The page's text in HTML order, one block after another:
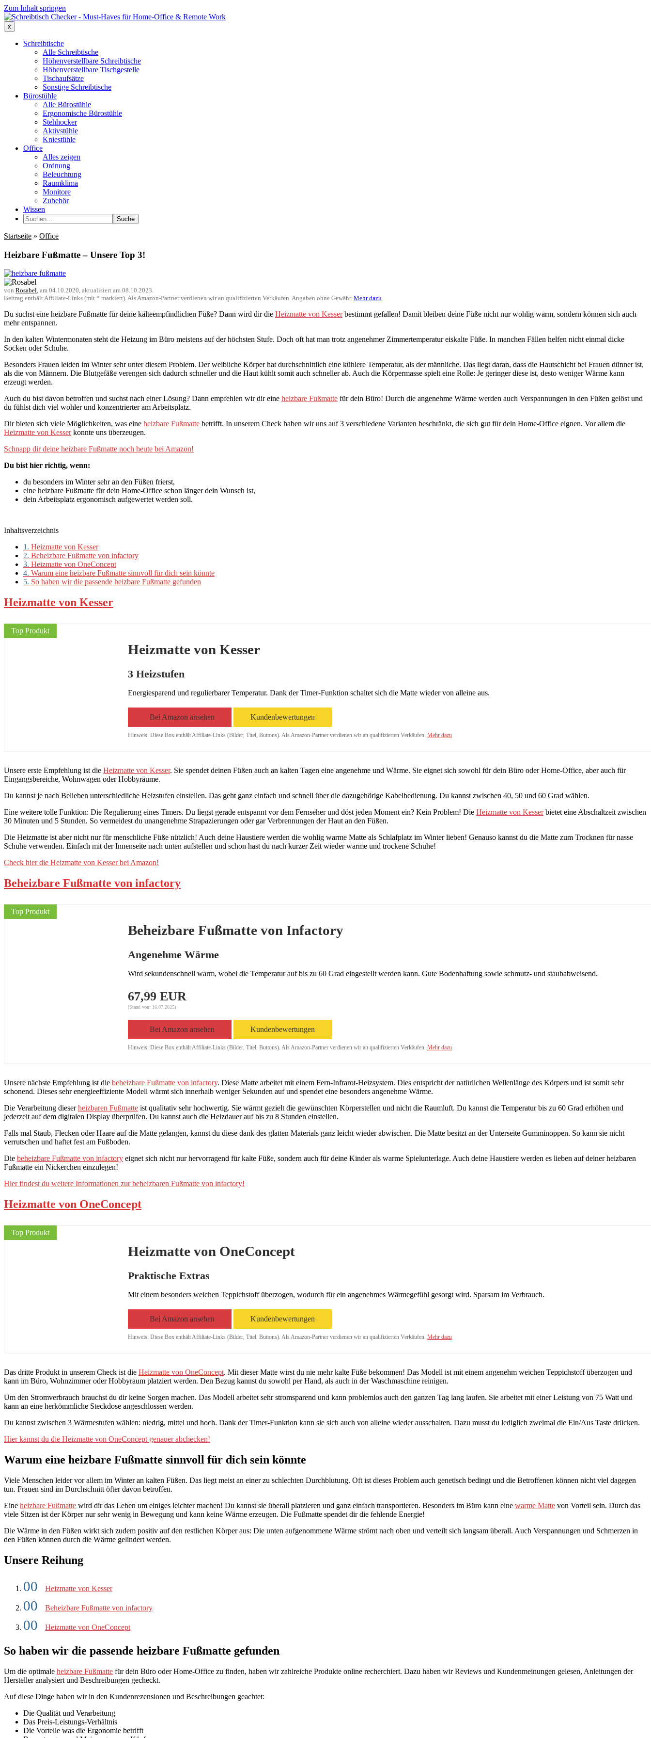
Zum Inhalt springen
x
Schreibtische
Alle Schreibtische
Höhenverstellbare Schreibtische
Höhenverstellbare Tischgestelle
Tischaufsätze
Sonstige Schreibtische
Bürostühle
Alle Bürostühle
Ergonomische Bürostühle
Stehhocker
Aktivstühle
Kniestühle
Office
Alles zeigen
Ordnung
Beleuchtung
Raumklima
Monitore
Zubehör
Wissen
Suche
Startseite » Office
Heizbare Fußmatte – Unsere Top 3!
von Rosabel, am 04.10.2020, aktualisiert am 08.10.2023.
Beitrag enthält Affiliate-Links (mit * markiert). Als Amazon-Partner verdienen wir an qualifizierten Verkäufen. Angaben ohne Gewähr. Mehr dazu
Du suchst eine heizbare Fußmatte für deine kälteempfindlichen Füße? Dann wird dir die Heizmatte von Kesserbestimmt gefallen! Damit bleiben deine Füße nicht nur wohlig warm, sondern können sich auch
mehr entspannen.
In den kalten Wintermonaten steht die Heizung im Büro meistens auf der höchsten Stufe. Doch oft hat man trotz angenehmer Zimmertemperatur eiskalte Füße. In manchen Fällen helfen nicht einmal dicke
Socken oder Schuhe.
Besonders Frauen leiden im Winter sehr unter diesem Problem. Der weibliche Körper hat durchschnittlich eine kühlere Temperatur, als der männliche. Das liegt daran, dass die Hautschicht bei Frauen dünner ist,
als die von Männern. Die Blutgefäße verengen sich dadurch schneller und die Haut kühlt somit auch schneller ab. Auch die Körpermasse spielt eine Rolle: Je geringer diese ist, desto weniger Wärme kann
erzeugt werden.
Auch du bist davon betroffen und suchst nach einer Lösung? Dann empfehlen wir dir eine heizbare Fußmatte für dein Büro! Durch die angenehme Wärme werden auch Verspannungen in den Füßen gelöst und
du fühlst dich viel wohler und konzentrierter am Arbeitsplatz.
Dir bieten sich viele Möglichkeiten, was eine heizbare Fußmatte betrifft. In unserem Check haben wir uns auf 3 verschiedene Varianten beschränkt, die sich gut für dein Home-Office eignen. Vor allem die
Heizmatte von Kesserkonnte uns überzeugen.
Schnapp dir deine heizbare Fußmatte noch heute bei Amazon!
Du bist hier richtig, wenn:
du besonders im Winter sehr an den Füßen frierst,
eine heizbare Fußmatte für dein Home-Office schon länger dein Wunsch ist,
dein Arbeitsplatz ergonomisch aufgewertet werden soll.
Inhaltsverzeichnis
1. Heizmatte von Kesser
2. Beheizbare Fußmatte von infactory
3. Heizmatte von OneConcept
4. Warum eine heizbare Fußmatte sinnvoll für dich sein könnte
5. So haben wir die passende heizbare Fußmatte gefunden
Heizmatte von Kesser
Top Produkt
Heizmatte von Kesser
3 Heizstufen
Energiesparend und regulierbarer Temperatur. Dank der Timer-Funktion schaltet sich die Matte wieder von alleine aus.
Bei Amazon ansehen Kundenbewertungen
Hinweis: Diese Box enthält Affiliate-Links (Bilder, Titel, Buttons). Als Amazon-Partner verdienen wir an qualifizierten Verkäufen. Mehr dazu
Unsere erste Empfehlung ist die Heizmatte von Kesser. Sie spendet deinen Füßen auch an kalten Tagen eine angenehme und Wärme. Sie eignet sich sowohl für dein Büro oder Home-Office, aber auch für
Eingangsbereiche, Wohnwagen oder Hobbyräume.
Du kannst je nach Belieben unterschiedliche Heizstufen einstellen. Das geht ganz einfach und schnell über die dazugehörige Kabelbedienung. Du kannst zwischen 40, 50 und 60 Grad wählen.
Eine weitere tolle Funktion: Die Regulierung eines Timers. Du liegst gerade entspannt vor dem Fernseher und döst jeden Moment ein? Kein Problem! Die Heizmatte von Kesserbietet eine Abschaltzeit zwischen
30 Minuten und 5 Stunden. So vermeidest du unangenehme Strapazierungen oder gar Verbrennungen der Haut an den Füßen.
Die Heizmatte ist aber nicht nur für menschliche Füße nützlich! Auch deine Haustiere werden die wohlig warme Matte als Schlafplatz im Winter lieben! Genauso kannst du die Matte zum Trocknen für nasse
Schuhe verwenden. Einfach mit der Innenseite nach unten aufstellen und schon hast du nach kurzer Zeit wieder warme und trockene Schuhe!
Check hier die Heizmatte von Kesser bei Amazon!
Beheizbare Fußmatte von infactory
Top Produkt
Beheizbare Fußmatte von Infactory
Angenehme Wärme
Wird sekundenschnell warm, wobei die Temperatur auf bis zu 60 Grad eingestellt werden kann. Gute Bodenhaftung sowie schmutz- und staubabweisend.
67,99 EUR
(Stand von: 16.07.2025)
Bei Amazon ansehen Kundenbewertungen
Hinweis: Diese Box enthält Affiliate-Links (Bilder, Titel, Buttons). Als Amazon-Partner verdienen wir an qualifizierten Verkäufen. Mehr dazu
Unsere nächste Empfehlung ist die beheizbare Fußmatte von infactory. Diese Matte arbeitet mit einem Fern-Infrarot-Heizsystem. Dies entspricht der natürlichen Wellenlänge des Körpers und ist somit sehr
schonend. Dieses sehr energieeffiziente Modell wärmt sich innerhalb weniger Sekunden auf und spendet eine besonders angenehme Wärme.
Die Verarbeitung dieserheizbaren Fußmatte ist qualitativ sehr hochwertig. Sie wärmt gezielt die gewünschten Körperstellen und nicht die Raumluft. Du kannst die Temperatur bis zu 60 Grad erhöhen und
jederzeit auf dem digitalen Display überprüfen. Du kannst auch die Heizdauer auf bis zu 8 Stunden einstellen.
Falls mal Staub, Flecken oder Haare auf die Matte gelangen, kannst du diese dank des glatten Materials ganz leicht wieder abwischen. Die Matte besitzt an der Unterseite Gumminoppen. So kann sie nicht
verrutschen und haftet fest am Fußboden.
Die beheizbare Fußmatte von infactory eignet sich nicht nur hervorragend für kalte Füße, sondern auch für deine Kinder als warme Spielunterlage. Auch deine Haustiere werden es lieben auf deiner heizbaren
Fußmatte ein Nickerchen einzulegen!
Hier findest du weitere Informationen zur beheizbaren Fußmatte von infactory!
Heizmatte von OneConcept
Top Produkt
Heizmatte von OneConcept
Praktische Extras
Mit einem besonders weichen Teppichstoff überzogen, wodurch für ein angenehmes Wärmegefühl gesorgt wird. Sparsam im Verbrauch.
Bei Amazon ansehen Kundenbewertungen
Hinweis: Diese Box enthält Affiliate-Links (Bilder, Titel, Buttons). Als Amazon-Partner verdienen wir an qualifizierten Verkäufen. Mehr dazu
Das dritte Produkt in unserem Check ist die Heizmatte von OneConcept. Mit dieser Matte wirst du nie mehr kalte Füße bekommen! Das Modell ist mit einem angenehm weichen Teppichstoff überzogen und
kann im Büro, Wohnzimmer oder Hobbyraum platziert werden. Den Bezug kannst du sowohl per Hand, als auch in der Waschmaschine reinigen.
Um den Stromverbrauch brauchst du dir keine Sorgen machen. Das Modell arbeitet sehr stromsparend und kann problemlos auch den ganzen Tag lang laufen. Sie arbeitet mit einer Leistung von 75 Watt und
kann an eine herkömmliche Steckdose angeschlossen werden.
Du kannst zwischen 3 Wärmestufen wählen: niedrig, mittel und hoch. Dank der Timer-Funktion kann sie sich auch von alleine wieder ausschalten. Dazu musst du lediglich zweimal die Ein/Aus Taste drücken.
Hier kannst du die Heizmatte von OneConcept genauer abchecken!
Warum eine heizbare Fußmatte sinnvoll für dich sein könnte
Viele Menschen leider vor allem im Winter an kalten Füßen. Das liegt meist an einer zu schlechten Durchblutung. Oft ist dieses Problem auch genetisch bedingt und die Betroffenen können nicht viel dagegen
tun. Frauen sind im Durchschnitt öfter davon betroffen.
Eine heizbare Fußmatte wird dir das Leben um einiges leichter machen! Du kannst sie überall platzieren und ganz einfach transportieren. Besonders im Büro kann eine warme Matte von Vorteil sein. Durch das
viele Sitzen ist der Körper nur sehr wenig in Bewegung und kann keine Wärme erzeugen. Die Fußmatte spendet dir die fehlende Energie!
Die Wärme in den Füßen wirkt sich zudem positiv auf den restlichen Körper aus: Die unten aufgenommene Wärme strömt nach oben und verteilt sich langsam überall. Auch Verspannungen und Schmerzen in
den Füßen können durch die Wärme gelindert werden.
Unsere Reihung
Heizmatte von Kesser
Beheizbare Fußmatte von infactory
Heizmatte von OneConcept
So haben wir die passende heizbare Fußmatte gefunden
Um die optimale heizbare Fußmatte für dein Büro oder Home-Office zu finden, haben wir zahlreiche Produkte online recherchiert. Dazu haben wir Reviews und Kundenmeinungen gelesen, Anleitungen der
Hersteller analysiert und Beschreibungen gecheckt.
Auf diese Dinge haben wir in den Kundenrezensionen und Beschreibungen geachtet:
Die Qualität und Verarbeitung
Das Preis-Leistungs-Verhältnis
Die Vorteile was die Ergonomie betrifft